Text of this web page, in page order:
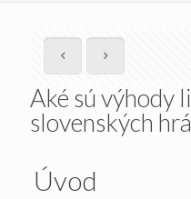
Aké sú výhody
slovenských
Úvod